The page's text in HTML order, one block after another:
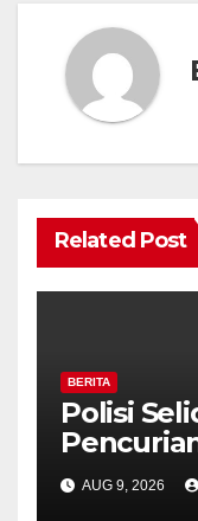
Related Post
BERITA
Polisi
Royal
AUG 9, 2026